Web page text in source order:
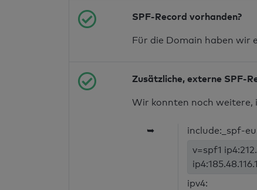
SPF-Record vorhanden?
Für die Domain haben wir
Zusätzliche, externe SPF-
Wir konnten noch weitere,
➥
include:_spf-
v=spf1
ipv4: